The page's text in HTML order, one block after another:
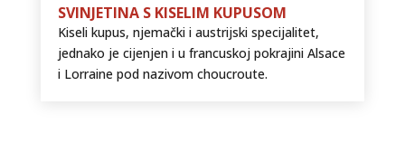
SVINJETINA S KISELIM KUPUSOM
Kiseli kupus, njemački i austrijski specijalitet,
jednako je cijenjen i u francuskoj pokrajini Alsace
i Lorraine pod nazivom choucroute.